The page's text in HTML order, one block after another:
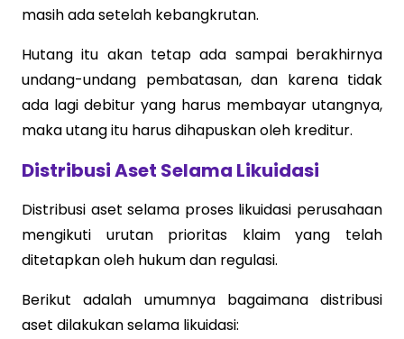
masih ada setelah kebangkrutan.
Hutang itu akan tetap ada sampai berakhirnya
undang-undang pembatasan, dan karena tidak
ada lagi debitur yang harus membayar utangnya,
maka utang itu harus dihapuskan oleh kreditur.
Distribusi Aset Selama Likuidasi
Distribusi aset selama proses likuidasi perusahaan
mengikuti urutan prioritas klaim yang telah
ditetapkan oleh hukum dan regulasi.
Berikut adalah umumnya bagaimana distribusi
aset dilakukan selama likuidasi: